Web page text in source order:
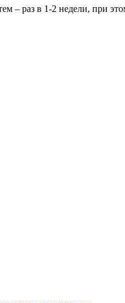
– раз в 1-2 недели, при